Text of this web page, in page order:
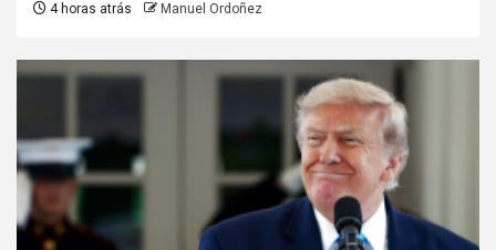
4 horas atrás Manuel Ordoñez